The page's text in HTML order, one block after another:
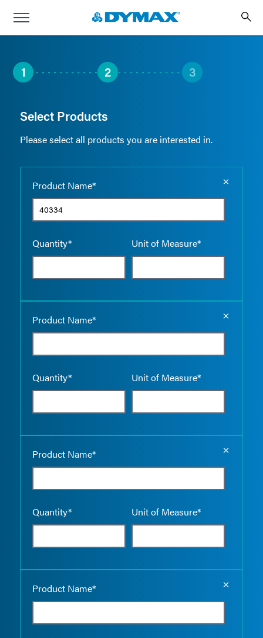
1 2 3
Select Products
Please select all products you are interested in.
Product Name*
Quantity* Unit of Measure*
Product Name*
Quantity* Unit of Measure*
Product Name*
Quantity* Unit of Measure*
Product Name*